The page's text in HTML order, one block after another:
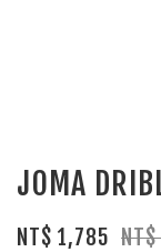
JOMA
NT$ 1,785